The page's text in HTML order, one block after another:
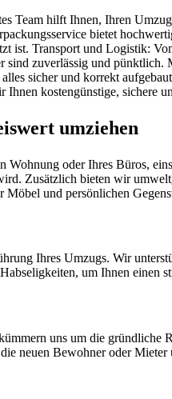
Team hilft Ihnen, Ihren
bietet
ist. Transport und Logistik:
zuverlässig und
sicher und korrekt
kostengünstige, sichere
umziehen
oder Ihres Büros,
Zusätzlich bieten wir
und persönlichen
Ihres Umzugs. Wir
um Ihnen einen
uns um die gründliche
neuen Bewohner oder Mieter